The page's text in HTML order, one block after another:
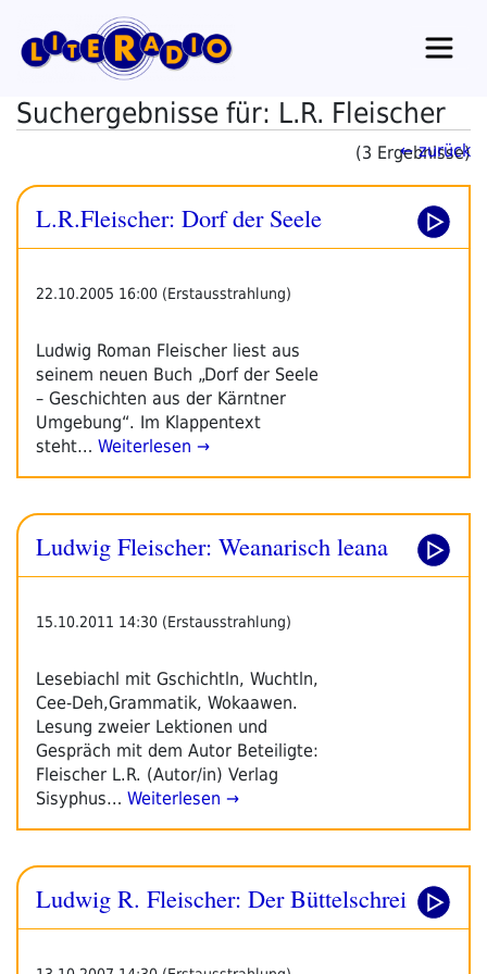
Inhalt
springen
Suchergebnisse für: L.R. Fleischer
(3 Ergebnisse)
← zurück
L.R.Fleischer: Dorf der Seele
22.10.2005 16:00 (Erstausstrahlung)
Ludwig Roman Fleischer liest aus
seinem neuen Buch „Dorf der Seele
– Geschichten aus der Kärntner
Umgebung“. Im Klappentext
steht… Weiterlesen →
Ludwig Fleischer: Weanarisch leana
15.10.2011 14:30 (Erstausstrahlung)
Lesebiachl mit Gschichtln, Wuchtln,
Cee-Deh,Grammatik, Wokaawen.
Lesung zweier Lektionen und
Gespräch mit dem Autor Beteiligte:
Fleischer L.R. (Autor/in) Verlag
Sisyphus… Weiterlesen →
Ludwig R. Fleischer: Der Büttelschrei